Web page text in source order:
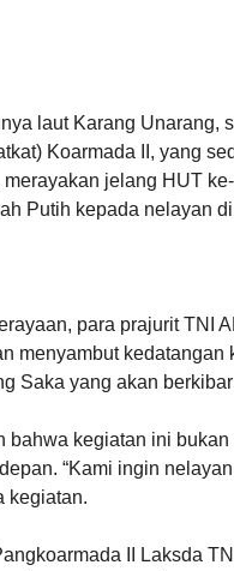
laut Karang Unarang,
Koarmada II, yang
jelang HUT
Putih kepada nelayan
para prajurit TNI
menyambut kedatangan
Saka yang akan
bahwa kegiatan ini
“Kami ingin
kegiatan.
II Laksda